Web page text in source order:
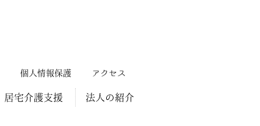
居宅介護支援 法人の紹介
個人情報保護 アクセス